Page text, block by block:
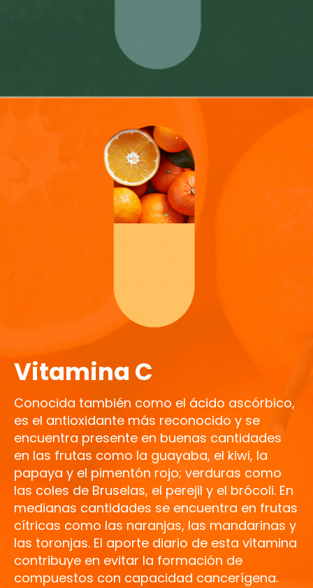
Vitamina C
Conocida también como el ácido ascórbico,
es el antioxidante más reconocido y se
encuentra presente en buenas cantidades
en las frutas como la guayaba, el kiwi, la
papaya y el pimentón rojo; verduras como
las coles de Bruselas, el perejil y el brócoli. En
medianas cantidades se encuentra en frutas
cítricas como las naranjas, las mandarinas y
las toronjas. El aporte diario de esta vitamina
contribuye en evitar la formación de
compuestos con capacidad cancerígena.